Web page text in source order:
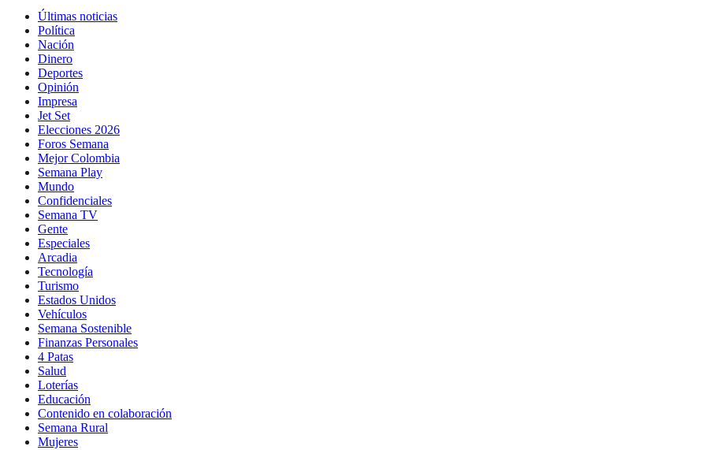
Últimas noticias
Política
Nación
Dinero
Deportes
Opinión
Impresa
Jet Set
Elecciones 2026
Foros Semana
Mejor Colombia
Semana Play
Mundo
Confidenciales
Semana TV
Gente
Especiales
Arcadia
Tecnología
Turismo
Estados Unidos
Vehículos
Semana Sostenible
Finanzas Personales
4 Patas
Salud
Loterías
Educación
Contenido en colaboración
Semana Rural
Mujeres